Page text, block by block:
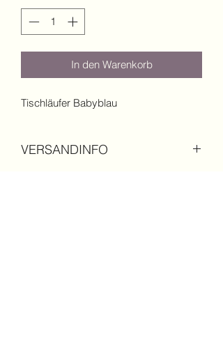
In den Warenkorb
Tischläufer Babyblau
VERSANDINFO